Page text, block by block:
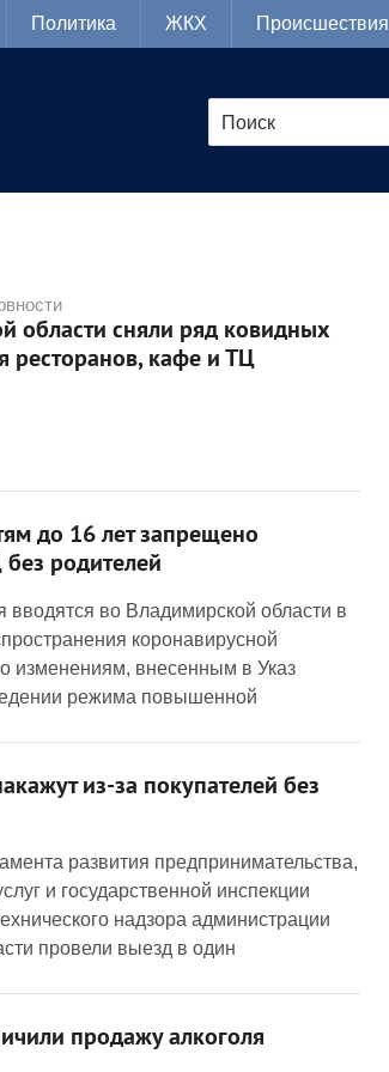
Политика ЖКХ Происшествия
области сняли ряд ковидных
ресторанов, кафе и ТЦ
до 16 лет запрещено
родителей
вводятся во Владимирской области в
коронавирусной
изменениям, внесенным в Указ
режима повышенной
из-за покупателей без
развития предпринимательства,
и государственной инспекции
надзора администрации
провели выезд в один
продажу алкоголя